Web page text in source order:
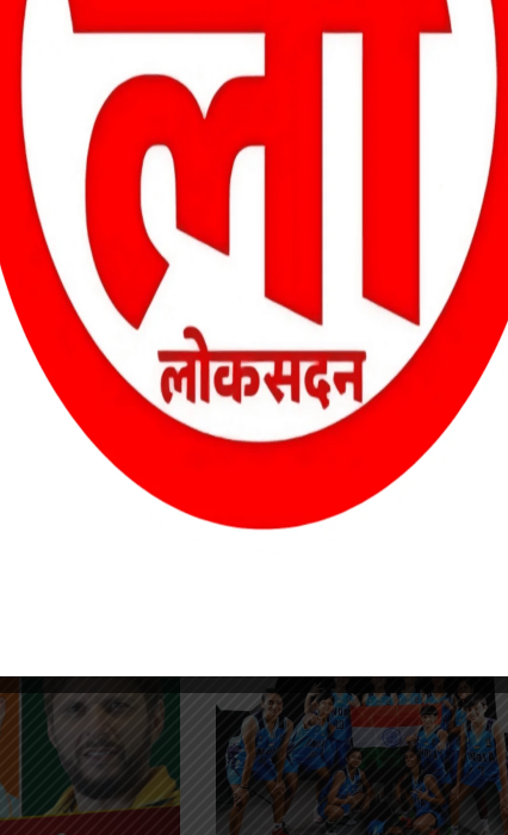
के कारण एम्स बिलासपुर रेफर किया गया है। दोनों धर्मपुर क्षेत्र के
तोड़कर उसे गिरफ्तार कर लिया। एएसपी अभिमन्यु वर्मा ने बताया कि
करती है।
आज का राशिफल – सभी राशियों का दैनिक भविष्यफल दिनांक – 17